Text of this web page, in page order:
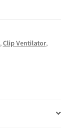
,Clip Ventilator,